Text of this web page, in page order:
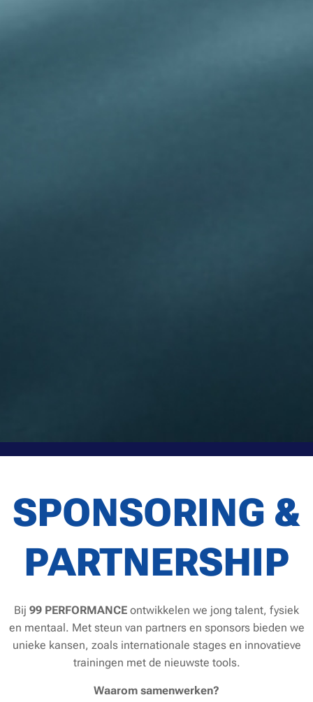
SPONSORING &
PARTNERSHIP
Bij 99 PERFORMANCE ontwikkelen we jong talent, fysiek
en mentaal. Met steun van partners en sponsors bieden we
unieke kansen, zoals internationale stages en innovatieve
trainingen met de nieuwste tools.
Waarom samenwerken?